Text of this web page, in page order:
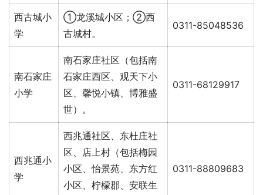
西古城小
学
①龙溪城小区；②西
古城村。
0311-85048536
南石家庄
小学
南石家庄社区（包括南
石家庄西区、观天下小
区、馨悦小镇、博雅盛
世）。
0311-68129917
西兆通小
学
西兆通社区、东杜庄社
区、店上村（包括梅园
小区、怡景苑、东方红
小区、柠檬郡、安联生
0311-88809683